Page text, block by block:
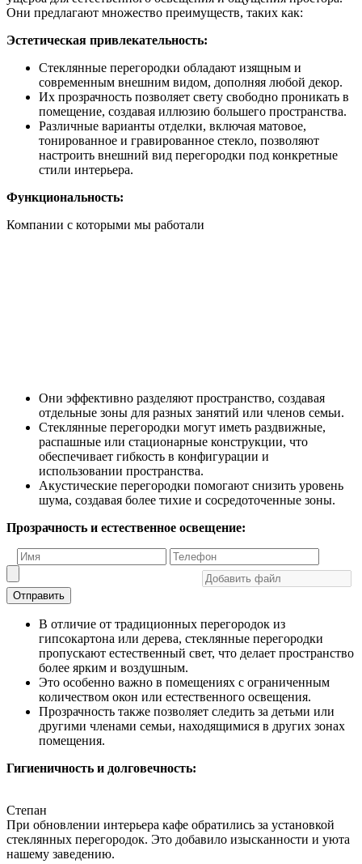
Они предлагают множество преимуществ, таких как:
Эстетическая привлекательность:
Стеклянные перегородки обладают изящным и
современным внешним видом, дополняя любой декор.
Их прозрачность позволяет свету свободно проникать в
помещение, создавая иллюзию большего пространства.
Различные варианты отделки, включая матовое,
тонированное и гравированное стекло, позволяют
настроить внешний вид перегородки под конкретные
стили интерьера.
Функциональность:
Компании с которыми мы работали
Они эффективно разделяют пространство, создавая
отдельные зоны для разных занятий или членов семьи.
Стеклянные перегородки могут иметь раздвижные,
распашные или стационарные конструкции, что
обеспечивает гибкость в конфигурации и
использовании пространства.
Акустические перегородки помогают снизить уровень
шума, создавая более тихие и сосредоточенные зоны.
Прозрачность и естественное освещение:
Отправить
В отличие от традиционных перегородок из
гипсокартона или дерева, стеклянные перегородки
пропускают естественный свет, что делает пространство
более ярким и воздушным.
Это особенно важно в помещениях с ограниченным
количеством окон или естественного освещения.
Прозрачность также позволяет следить за детьми или
другими членами семьи, находящимися в других зонах
помещения.
Гигиеничность и долговечность:
Степан
При обновлении интерьера кафе обратились за установкой
стеклянных перегородок. Это добавило изысканности и уюта
нашему заведению.